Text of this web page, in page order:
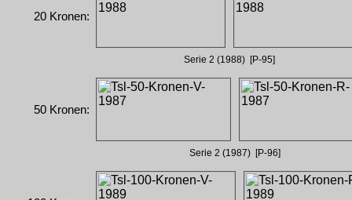
20 Kronen:
Serie 2 (1988) [P-95]
50 Kronen:
Serie 2 (1987) [P-96]